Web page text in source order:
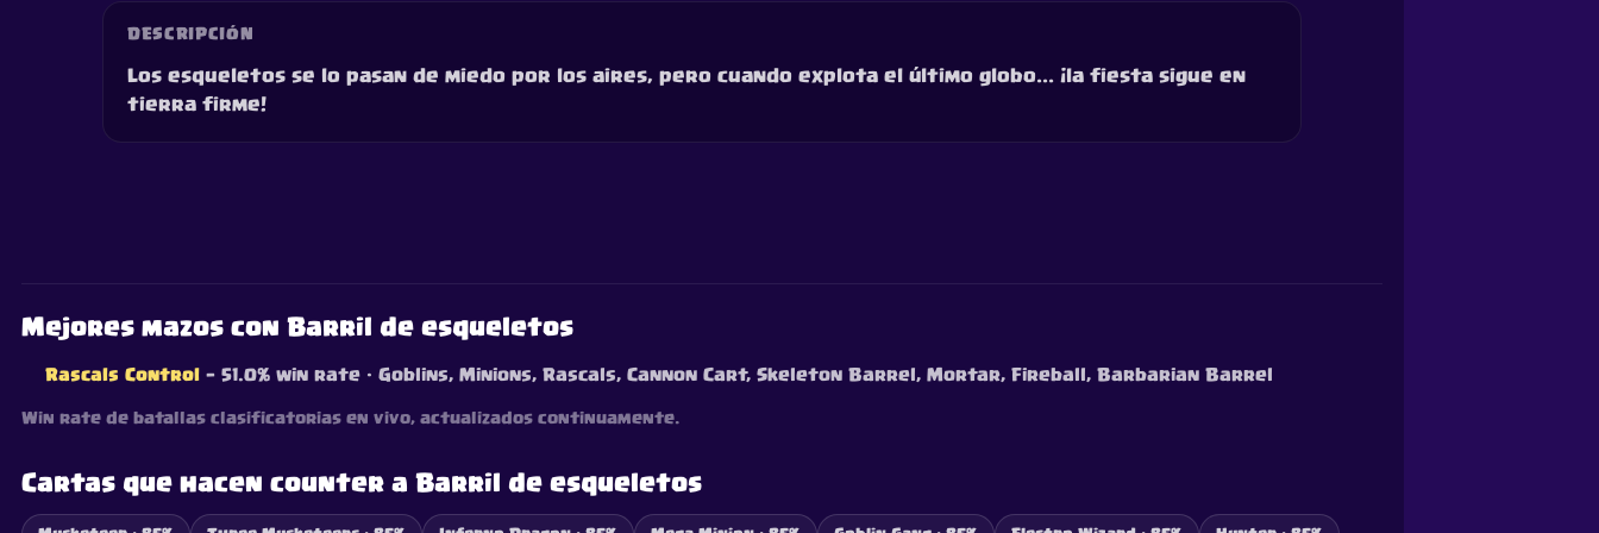
DESCRIPCIÓN
Los esqueletos se lo pasan de miedo por los aires, pero cuando explota el último globo... ¡la fiesta sigue en
tierra firme!
Mejores mazos con Barril de esqueletos
Rascals Control — 51.0% win rate · Goblins, Minions, Rascals, Cannon Cart, Skeleton Barrel, Mortar, Fireball, Barbarian Barrel
Win rate de batallas clasificatorias en vivo, actualizados continuamente.
Cartas que hacen counter a Barril de esqueletos